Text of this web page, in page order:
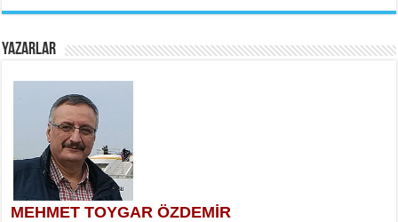
YAZARLAR
MEHMET TOYGAR ÖZDEMİR